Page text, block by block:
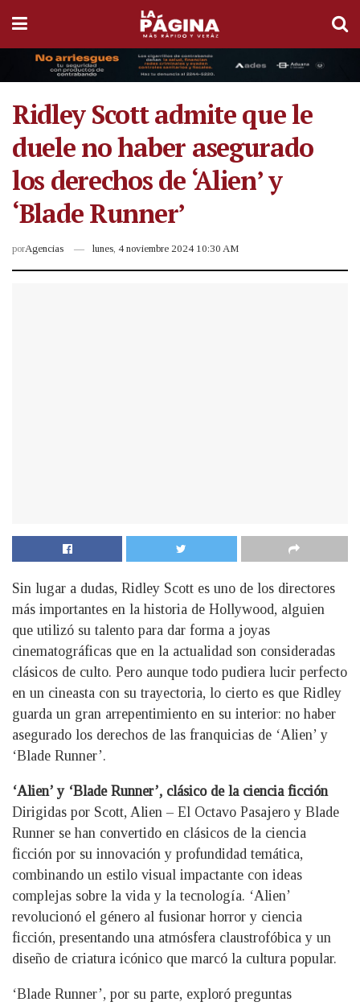
Ridley Scott admite que le
duele no haber asegurado
los derechos de ‘Alien’ y
‘Blade Runner’
porAgencias lunes, 4 noviembre 2024 10:30 AM
Sin lugar a dudas, Ridley Scott es uno de los directores
más importantes en la historia de Hollywood, alguien
que utilizó su talento para dar forma a joyas
cinematográficas que en la actualidad son consideradas
clásicos de culto. Pero aunque todo pudiera lucir perfecto
en un cineasta con su trayectoria, lo cierto es que Ridley
guarda un gran arrepentimiento en su interior: no haber
asegurado los derechos de las franquicias de ‘Alien’ y
‘Blade Runner’.
‘Alien’ y ‘Blade Runner’, clásico de la ciencia ficción
Dirigidas por Scott, Alien – El Octavo Pasajero y Blade
Runner se han convertido en clásicos de la ciencia
ficción por su innovación y profundidad temática,
combinando un estilo visual impactante con ideas
complejas sobre la vida y la tecnología. ‘Alien’
revolucionó el género al fusionar horror y ciencia
ficción, presentando una atmósfera claustrofóbica y un
diseño de criatura icónico que marcó la cultura popular.
‘Blade Runner’, por su parte, exploró preguntas